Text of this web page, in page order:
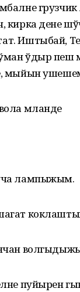
кирка дене
Иштыбай,
ўдыр пеш
мыйын
мланде
лампыжым.
пуйырен